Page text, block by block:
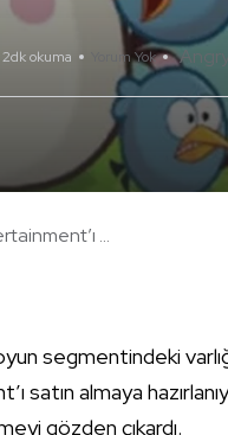
2dk okuma Yorum Yok
...
segmentindeki
satın almaya
gözden çıkardı.